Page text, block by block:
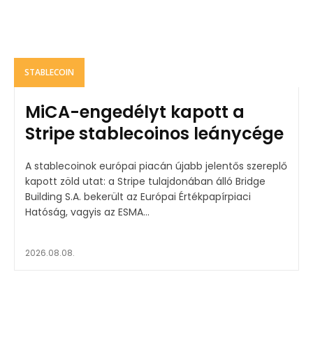
STABLECOIN
MiCA-engedélyt kapott a
Stripe stablecoinos leánycége
A stablecoinok európai piacán újabb jelentős szereplő
kapott zöld utat: a Stripe tulajdonában álló Bridge
Building S.A. bekerült az Európai Értékpapírpiaci
Hatóság, vagyis az ESMA...
2026.08.08.